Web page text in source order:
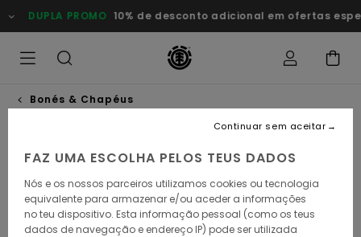
para
a
DUPLA PROMO 10% de desconto adicional em ofertas
Bonés & Chapéus
FAZ UMA ESCOLHA PELOS TEUS DADOS
Nós e os nossos parceiros utilizamos cookies ou tecnologia
equivalente para armazenar e/ou aceder a informações
no teu dispositivo. Esta informação pessoal (como os teus
dados de navegação e endereço IP) pode ser utilizada
Continuar sem aceitar